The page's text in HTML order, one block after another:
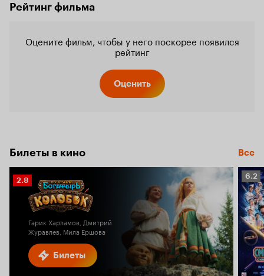
Рейтинг фильма
Оцените фильм, чтобы у него поскорее появился
рейтинг
Оценить
Билеты в кино Все
Билеты
Рейтинг
Кинопоиска
2.8
Гарик Харламов, Дмитрий
Журавлев, Мила Ершова
6.2
6.2